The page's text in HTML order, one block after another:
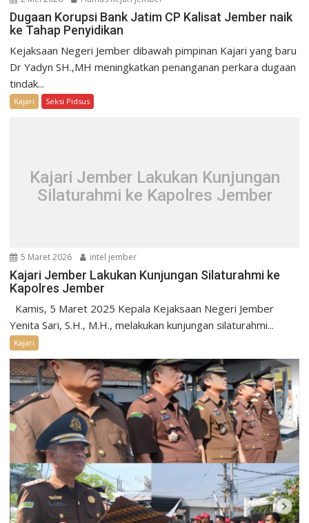
Dugaan Korupsi Bank Jatim CP Kalisat Jember naik
ke Tahap Penyidikan
Kejaksaan Negeri Jember dibawah pimpinan Kajari yang baru
Dr Yadyn SH.,MH meningkatkan penanganan perkara dugaan
tindak...
Kajari Seksi Pidsus
Kajari Jember Lakukan Kunjungan
Silaturahmi ke Kapolres Jember
5 Maret 2026 intel jember
Kajari Jember Lakukan Kunjungan Silaturahmi ke
Kapolres Jember
Kamis, 5 Maret 2025 Kepala Kejaksaan Negeri Jember
Yenita Sari, S.H., M.H., melakukan kunjungan silaturahmi...
Kajari